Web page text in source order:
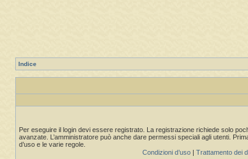
Indice
Per eseguire il login devi essere registrato. La registrazione richiede solo
avanzate. L’amministratore può anche dare permessi speciali agli utenti.
d’uso e le varie regole.
Condizioni d’uso
Trattamento dei